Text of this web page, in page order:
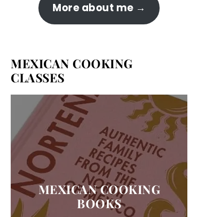
More about me
MEXICAN COOKING
CLASSES
MEXICAN COOKING
BOOKS